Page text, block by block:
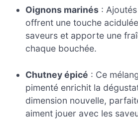
Oignons marinés :
offrent une touche
saveurs et apporte une
chaque bouchée.
Chutney épicé : Ce
pimenté enrichit la
dimension nouvelle,
aiment jouer avec les